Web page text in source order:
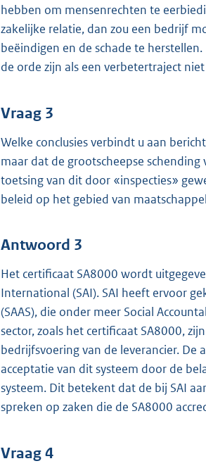
hebben om mensenrechten te
zakelijke relatie, dan zou een bedrijf
beëindigen en de schade te
de orde zijn als een verbetertraject
Vraag 3
Welke conclusies verbindt u aan
maar dat de grootscheepse
toetsing van dit door «inspecties»
beleid op het gebied van
Antwoord 3
Het certificaat SA8000 wordt
International (SAI). SAI heeft ervoor
(SAAS), die onder meer Social
sector, zoals het certificaat SA8000,
bedrijfsvoering van de leverancier. De
acceptatie van dit systeem door de
systeem. Dit betekent dat de bij SAI
spreken op zaken die de SA8000
Vraag 4